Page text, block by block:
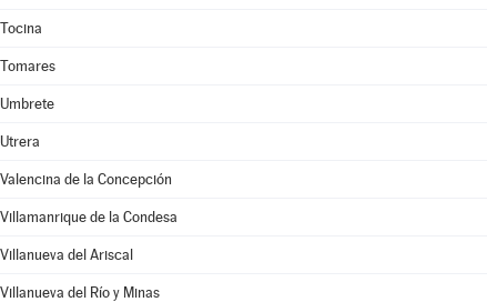
Tocina
Tomares
Umbrete
Utrera
Valencina de la Concepción
Villamanrique de la Condesa
Villanueva del Ariscal
Villanueva del Río y Minas